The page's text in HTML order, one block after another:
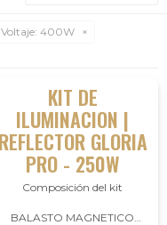
Voltaje: 400W
KIT DE
ILUMINACION |
REFLECTOR GLORIA
PRO - 250W
Composición del kit
BALASTO MAGNETICO